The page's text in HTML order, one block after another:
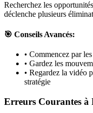
Recherchez les
déclenche plusieurs
🎯 Conseils Avancés:
• Commencez par
• Gardez les
• Regardez la vidéo
stratégie
Erreurs Courantes à